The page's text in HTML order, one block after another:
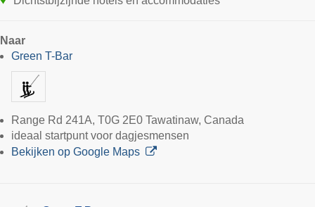
Naar
Green T-Bar
Range Rd 241A, T0G 2E0 Tawatinaw, Canada
ideaal startpunt voor dagjesmensen
Bekijken op Google Maps